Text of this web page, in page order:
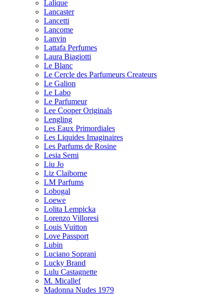
Lalique
Lancaster
Lancetti
Lancome
Lanvin
Lattafa Perfumes
Laura Biagiotti
Le Blanc
Le Cercle des Parfumeurs Createurs
Le Galion
Le Labo
Le Parfumeur
Lee Cooper Originals
Lengling
Les Eaux Primordiales
Les Liquides Imaginaires
Les Parfums de Rosine
Lesia Semi
Liu Jo
Liz Claiborne
LM Parfums
Lobogal
Loewe
Lolita Lempicka
Lorenzo Villoresi
Louis Vuitton
Love Passport
Lubin
Luciano Soprani
Lucky Brand
Lulu Castagnette
M. Micallef
Madonna Nudes 1979